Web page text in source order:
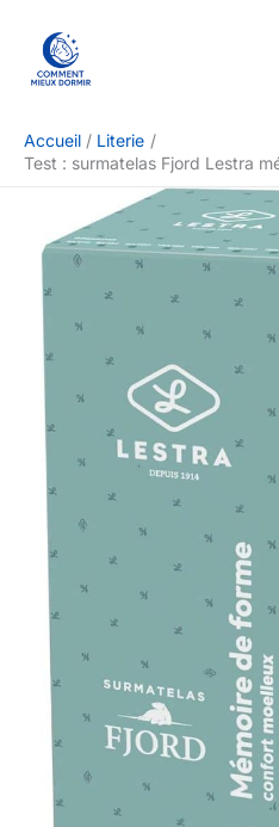
contenu
Accueil
Literie
Test : surmatelas Fjord Lestra